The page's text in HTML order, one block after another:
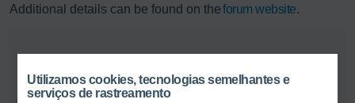
Utilizamos cookies, tecnologias semelhantes e
serviços de rastreamento
Additional details can be found on theforum website.